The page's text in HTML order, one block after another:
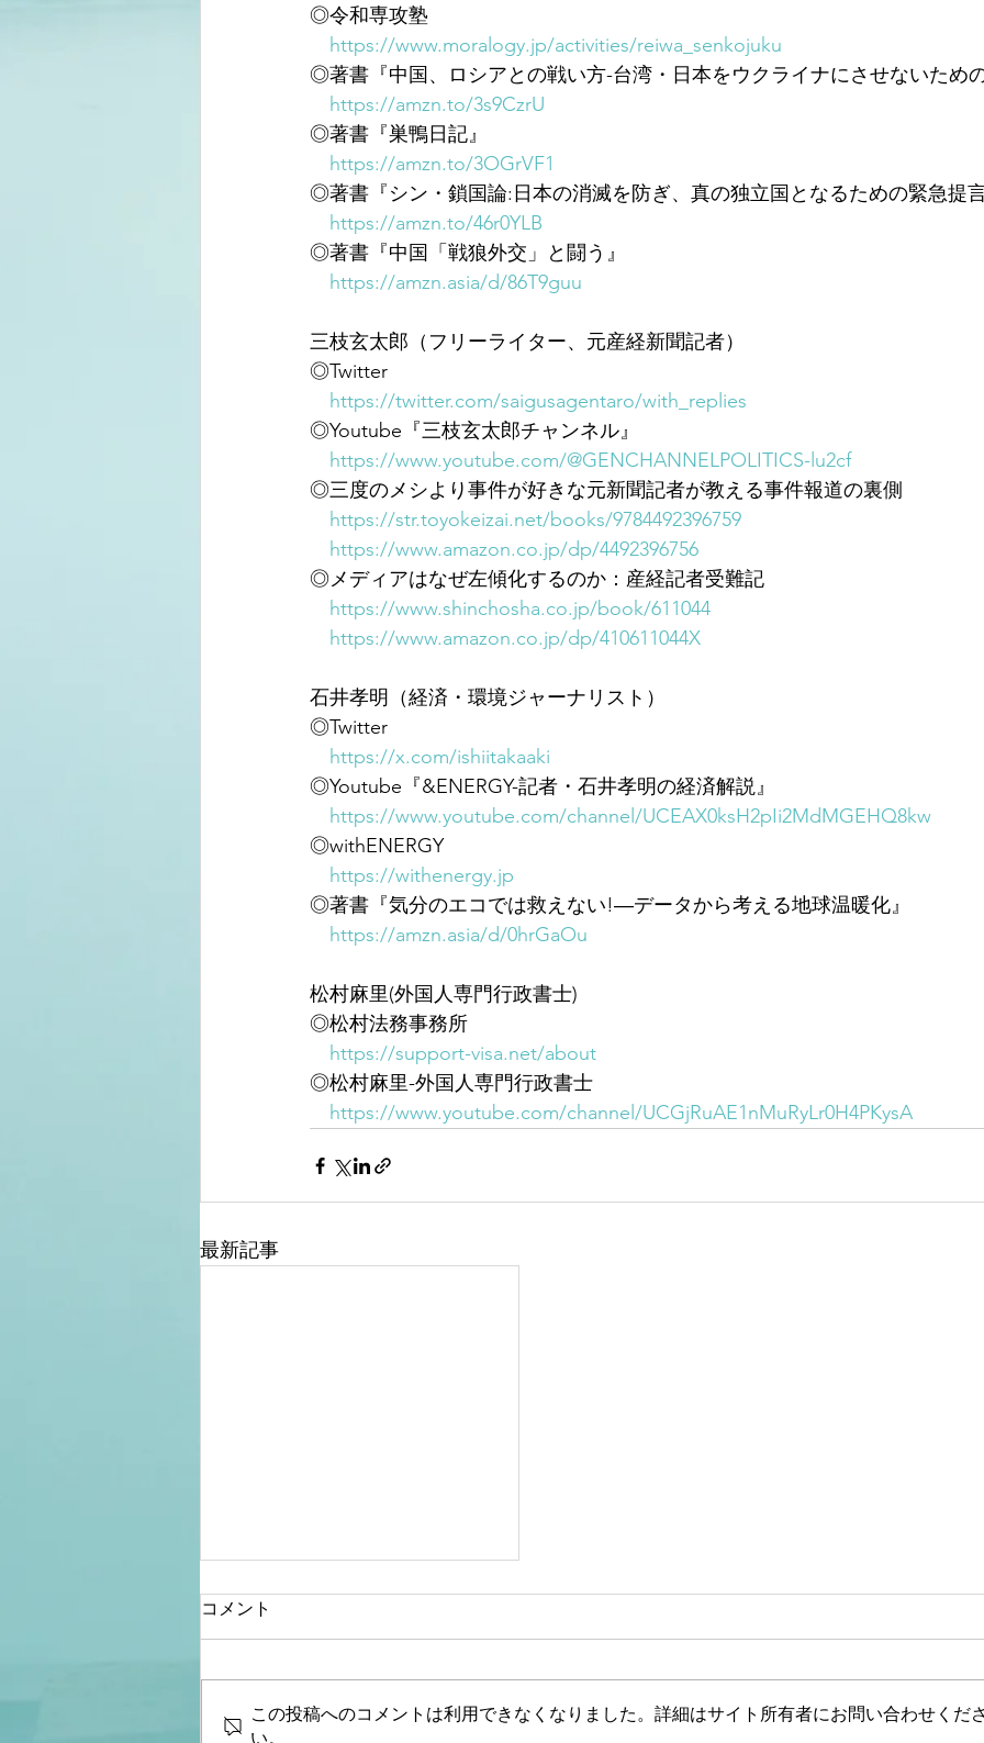
◎令和専攻塾
https://www.moralogy.jp/activities/reiwa_senkojuku
◎著書『中国、ロシアとの戦い方-台湾・日本をウクライナにさせないため
https://amzn.to/3s9CzrU
◎著書『巣鴨日記』
https://amzn.to/3OGrVF1
◎著書『シン・鎖国論:日本の消滅を防ぎ、真の独立国となるための緊急提
https://amzn.to/46r0YLB
◎著書『中国「戦狼外交」と闘う』
https://amzn.asia/d/86T9guu
三枝玄太郎（フリーライター、元産経新聞記者）
◎Twitter
https://twitter.com/saigusagentaro/with_replies
◎Youtube『三枝玄太郎チャンネル』
https://www.youtube.com/@GENCHANNELPOLITICS-lu2cf
◎三度のメシより事件が好きな元新聞記者が教える事件報道の裏側
https://str.toyokeizai.net/books/9784492396759
https://www.amazon.co.jp/dp/4492396756
◎メディアはなぜ左傾化するのか：産経記者受難記
https://www.shinchosha.co.jp/book/611044
https://www.amazon.co.jp/dp/410611044X
石井孝明（経済・環境ジャーナリスト）
◎Twitter
https://x.com/ishiitakaaki
◎Youtube『&ENERGY-記者・石井孝明の経済解説』
https://www.youtube.com/channel/UCEAX0ksH2pIi2MdMGEHQ8kw
◎withENERGY
https://withenergy.jp
◎著書『気分のエコでは救えない!―データから考える地球温暖化』
https://amzn.asia/d/0hrGaOu
松村麻里(外国人専門行政書士)
◎松村法務事務所
https://support-visa.net/about
◎松村麻里-外国人専門行政書士
https://www.youtube.com/channel/UCGjRuAE1nMuRyLr0H4PKysA
最新記事
コメント
この投稿へのコメントは利用できなくなりました。詳細はサイト所有者にお問い合わせくだ
い。